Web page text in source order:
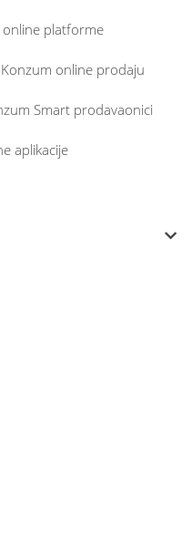
online platforme
online prodaju
Smart prodavaonici
aplikacije